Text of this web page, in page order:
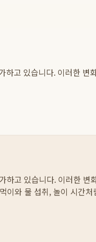
고 있습니다. 이러한 변
고 있습니다. 이러한 변
와 물 섭취, 놀이 시간